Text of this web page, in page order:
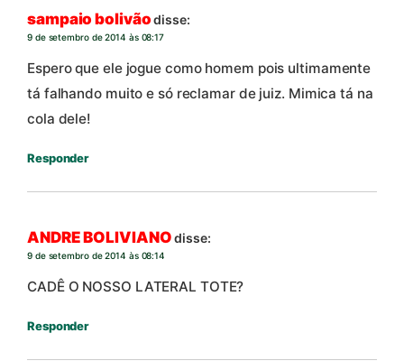
sampaio bolivão disse:
9 de setembro de 2014 às 08:17
Espero que ele jogue como homem pois ultimamente
tá falhando muito e só reclamar de juiz. Mimica tá na
cola dele!
Responder
ANDRE BOLIVIANO disse:
9 de setembro de 2014 às 08:14
CADÊ O NOSSO LATERAL TOTE?
Responder